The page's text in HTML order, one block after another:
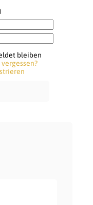
bleiben
vergessen?